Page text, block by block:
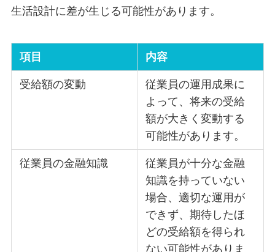
生活設計に差が生じる可能性があります。
項目 内容
受給額の変動
従業員の運用成果に
よって、将来の受給
額が大きく変動する
可能性があります。
従業員の金融知識
従業員が十分な金融
知識を持っていない
場合、適切な運用が
できず、期待したほ
どの受給額を得られ
ない可能性がありま